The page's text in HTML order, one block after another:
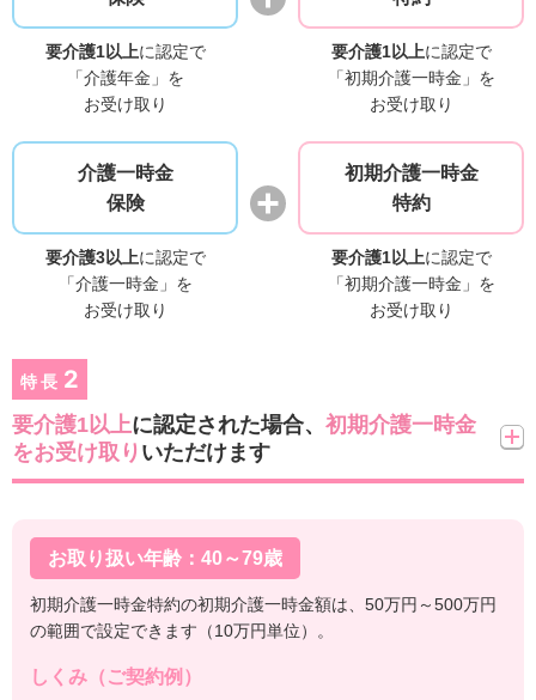
要介護1以上に認定で
「介護年金」を
お受け取り
要介護1以上に認定で
「初期介護一時金」を
お受け取り
介護一時金
保険
要介護3以上に認定で
「介護一時金」を
お受け取り
初期介護一時金
特約
要介護1以上に認定で
「初期介護一時金」を
お受け取り
特長 2
要介護1以上に認定された場合、 初期介護一時金
をお受け取り いただけます
お取り扱い年齢：40～79歳
初期介護一時金特約の初期介護一時金額は、50万円～500万円
の範囲で設定できます（10万円単位）。
しくみ（ご契約例）